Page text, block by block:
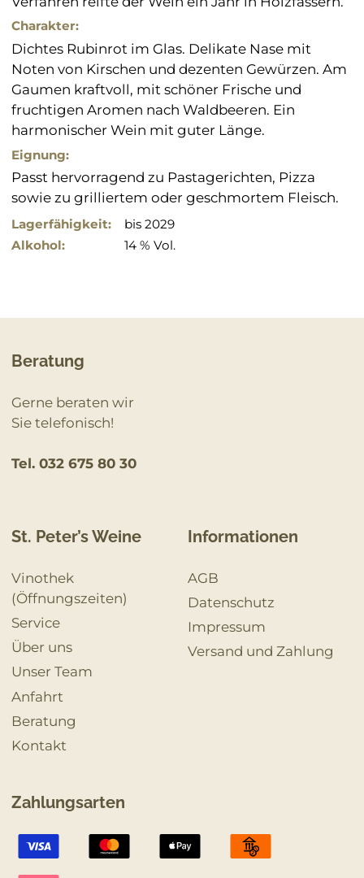
Charakter:
Dichtes Rubinrot im Glas. Delikate Nase mit
Noten von Kirschen und dezenten Gewürzen. Am
Gaumen kraftvoll, mit schöner Frische und
fruchtigen Aromen nach Waldbeeren. Ein
harmonischer Wein mit guter Länge.
Eignung:
Passt hervorragend zu Pastagerichten, Pizza
sowie zu grilliertem oder geschmortem Fleisch.
Lagerfähigkeit:
bis 2029
Alkohol:
14 % Vol.
Beratung
Gerne beraten wir
Sie telefonisch!
Tel. 032 675 80 30
St. Peter’s Weine
Vinothek
(Öffnungszeiten)
Service
Über uns
Unser Team
Anfahrt
Beratung
Kontakt
Informationen
AGB
Datenschutz
Impressum
Versand und Zahlung
Zahlungsarten